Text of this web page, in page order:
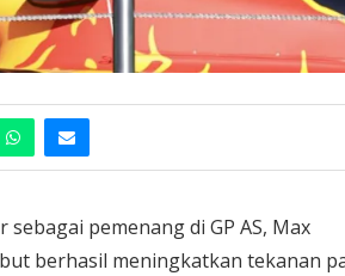
pemenang di GP AS, Max
berhasil meningkatkan tekanan